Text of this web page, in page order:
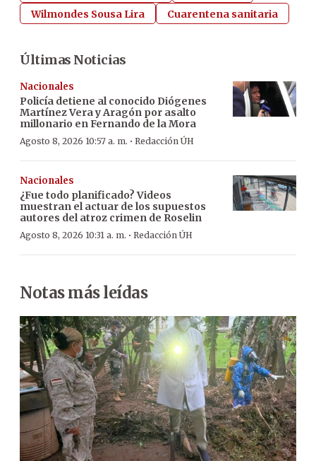
Wilmondes Sousa Lira
Cuarentena sanitaria
Últimas Noticias
Nacionales
Policía detiene al conocido Diógenes
Martínez Vera y Aragón por asalto
millonario en Fernando de la Mora
Agosto 8, 2026 10:57 a. m. · Redacción ÚH
Nacionales
¿Fue todo planificado? Videos
muestran el actuar de los supuestos
autores del atroz crimen de Roselin
Agosto 8, 2026 10:31 a. m. · Redacción ÚH
Notas más leídas